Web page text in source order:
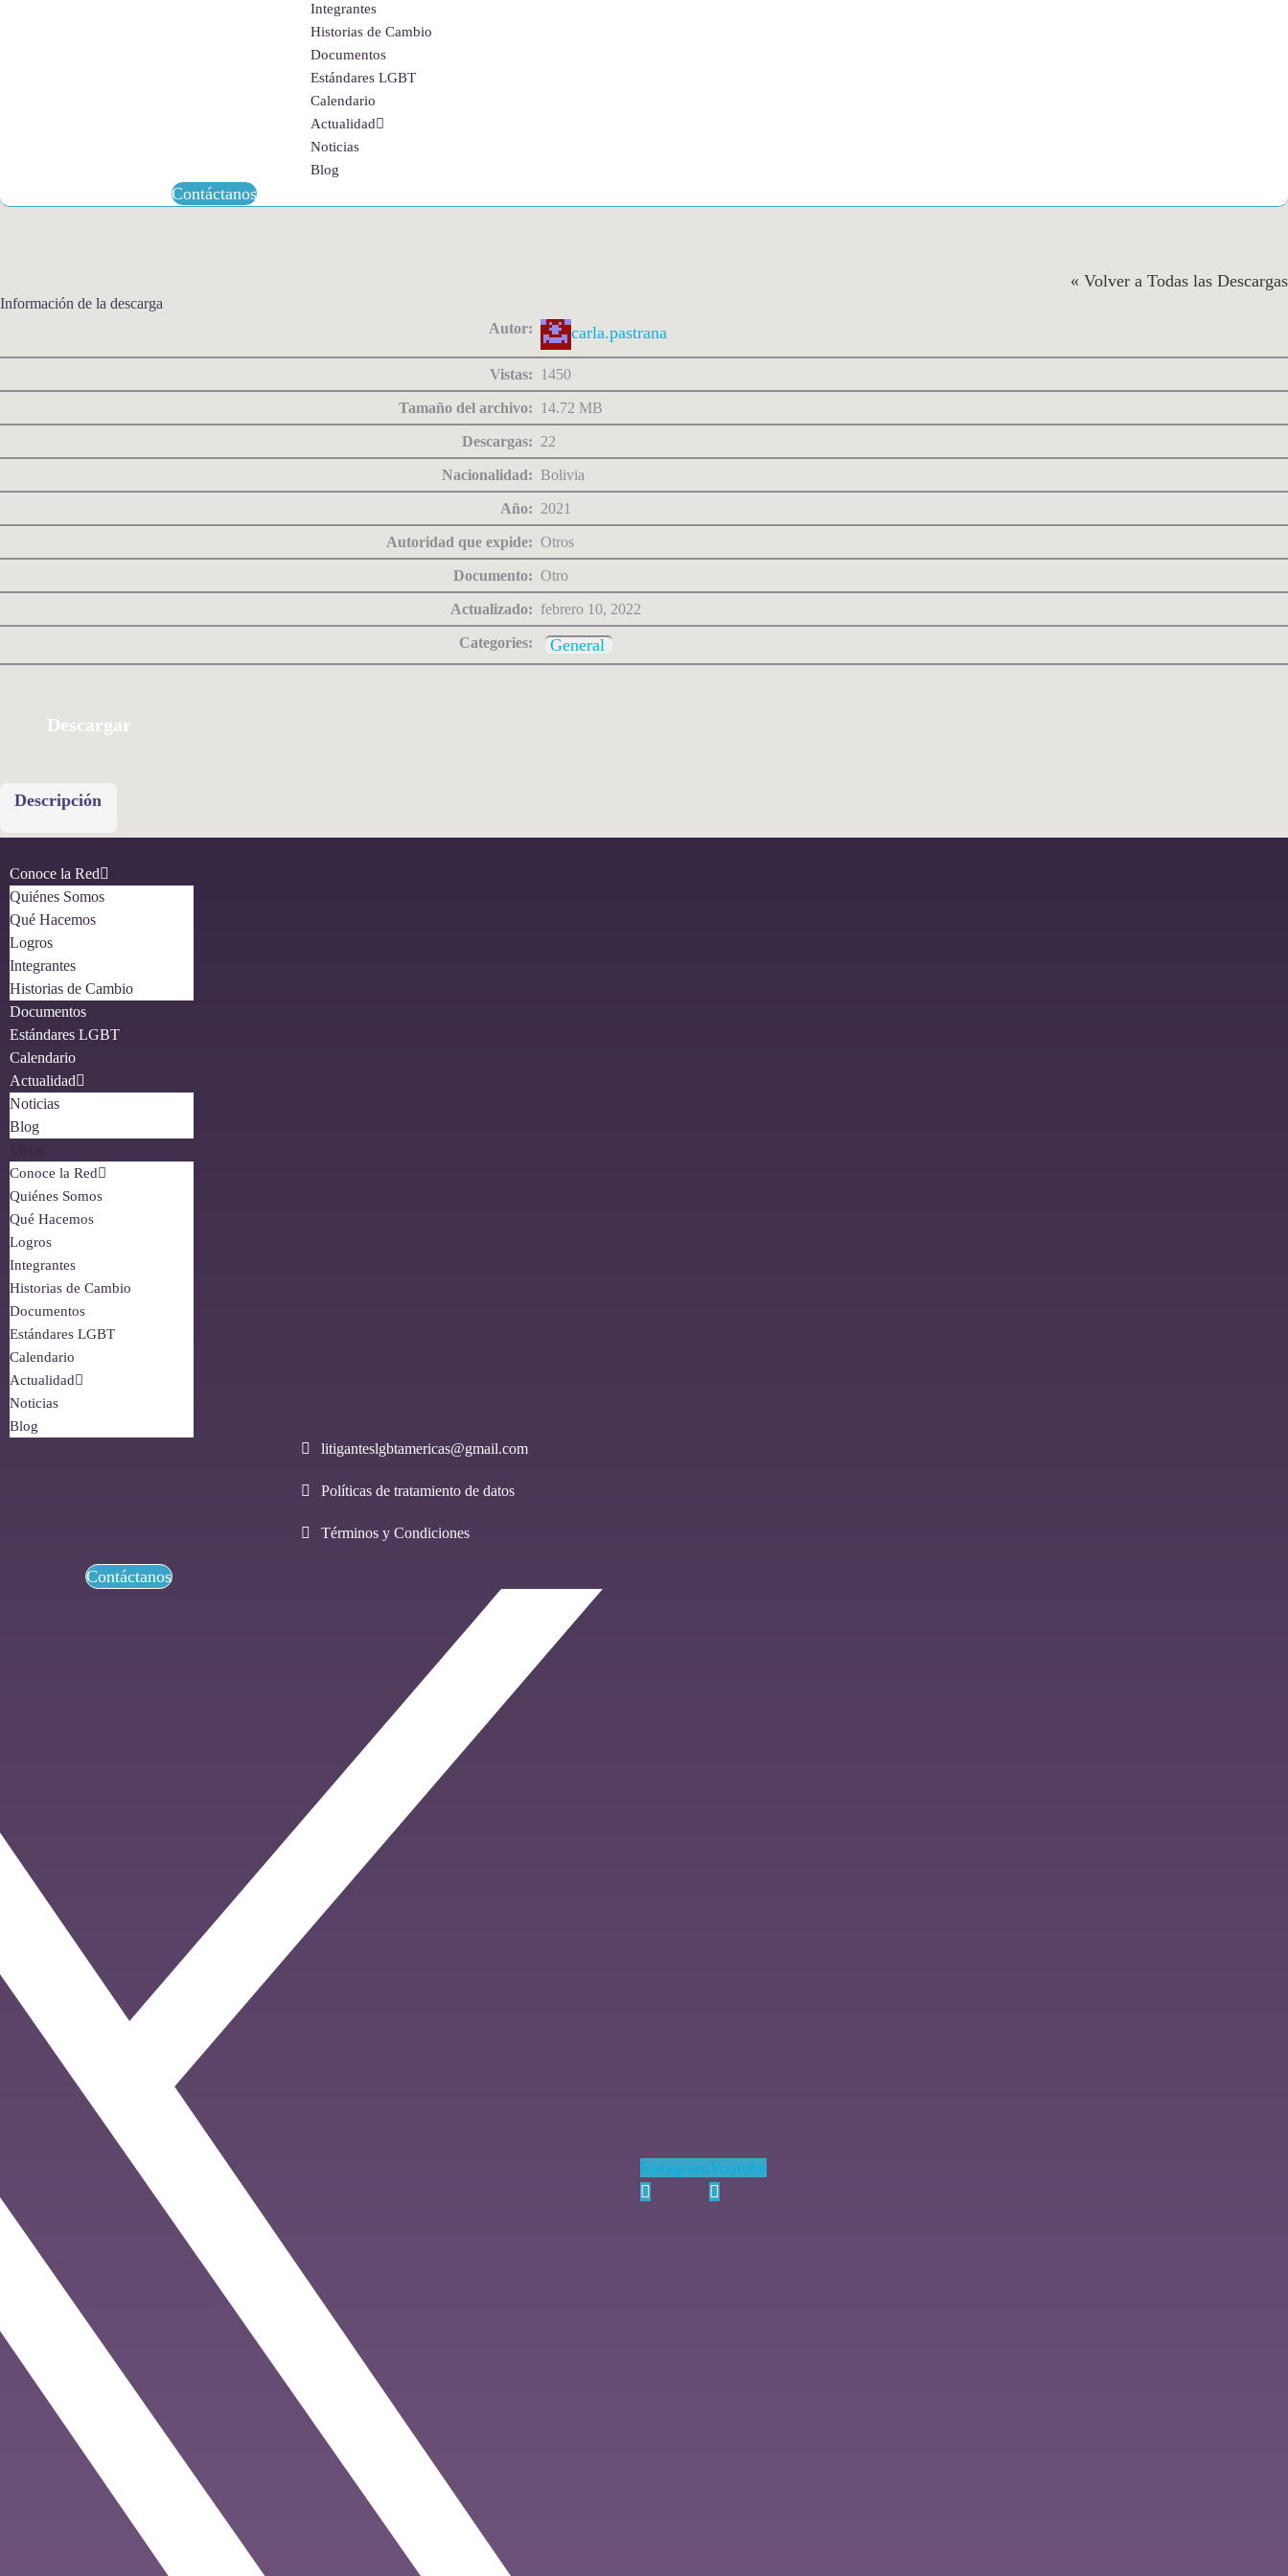
Integrantes
Historias de Cambio
Documentos
Estándares LGBT
Calendario
Actualidad
Noticias
Blog
Contáctanos
« Volver a Todas las Descargas
Información de la descarga
Autor:
carla.pastrana
Vistas: 1450
Tamaño del archivo: 14.72 MB
Descargas: 22
Nacionalidad: Bolivia
Año: 2021
Autoridad que expide: Otros
Documento: Otro
Actualizado: febrero 10, 2022
Categories: General
Descargar
Descripción
Conoce la Red
Quiénes Somos
Qué Hacemos
Logros
Integrantes
Historias de Cambio
Documentos
Estándares LGBT
Calendario
Actualidad
Noticias
Blog
Conoce la Red
Quiénes Somos
Qué Hacemos
Logros
Integrantes
Historias de Cambio
Documentos
Estándares LGBT
Calendario
Actualidad
Noticias
Blog
litiganteslgbtamericas@gmail.com
Políticas de tratamiento de datos
Términos y Condiciones
Contáctanos
InstagramYoutube